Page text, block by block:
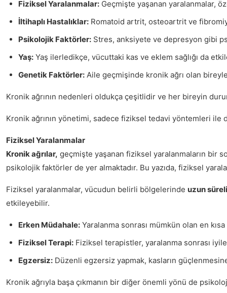
Fiziksel Yaralanmalar: Geçmişte yaşanan yaralanmalar,
İltihaplı Hastalıklar: Romatoid artrit, osteoartrit ve
Psikolojik Faktörler: Stres, anksiyete ve depresyon gibi
Yaş: Yaş ilerledikçe, vücuttaki kas ve eklem sağlığı da
Genetik Faktörler: Aile geçmişinde kronik ağrı olan
Kronik ağrının nedenleri oldukça çeşitlidir ve her bireyin
Kronik ağrının yönetimi, sadece fiziksel tedavi yöntemleri ile
Fiziksel Yaralanmalar
Kronik ağrılar, geçmişte yaşanan fiziksel yaralanmaların bir
psikolojik faktörler de yer almaktadır. Bu yazıda, fiziksel
Fiziksel yaralanmalar, vücudun belirli bölgelerinde uzun
etkileyebilir.
Erken Müdahale: Yaralanma sonrası mümkün olan en
Fiziksel Terapi: Fiziksel terapistler, yaralanma sonrası
Egzersiz: Düzenli egzersiz yapmak, kasların
Kronik ağrıyla başa çıkmanın bir diğer önemli yönü de